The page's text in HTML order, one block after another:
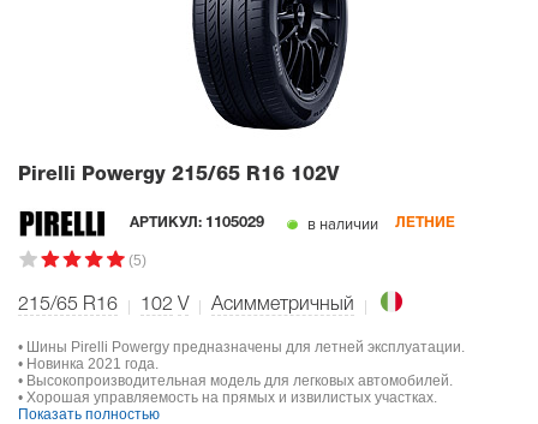
Pirelli Powergy 215/65 R16 102V
АРТИКУЛ: 1105029 в наличии ЛЕТНИЕ
(5)
215/65 R16 102 V Асимметричный
• Шины Pirelli Powergy предназначены для летней эксплуатации.
• Новинка 2021 года.
• Высокопроизводительная модель для легковых автомобилей.
• Хорошая управляемость на прямых и извилистых участках.
Показать полностью